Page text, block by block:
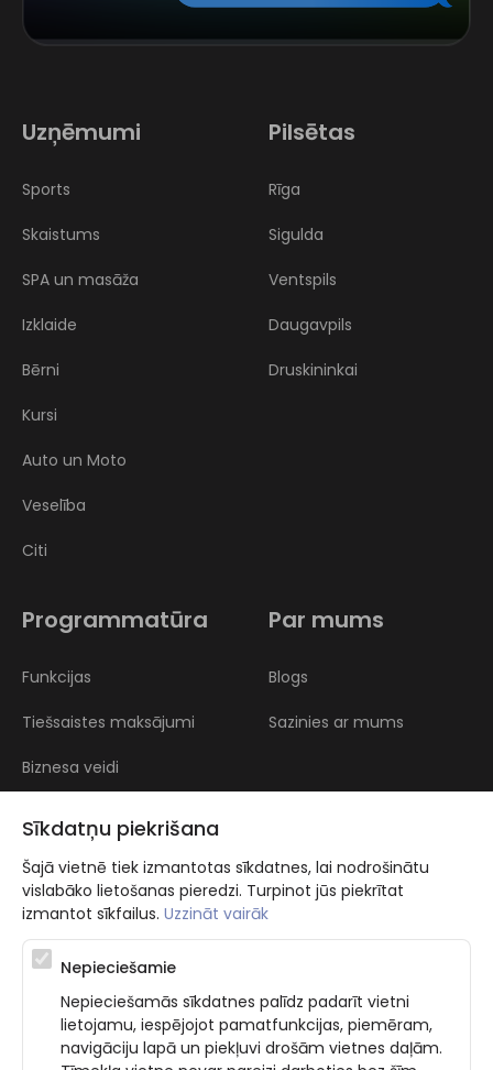
Sīkdatņu piekrišana
Šajā vietnē tiek izmantotas sīkdatnes, lai nodrošinātu
vislabāko lietošanas pieredzi. Turpinot jūs piekrītat
izmantot sīkfailus. Uzzināt vairāk
Nepieciešamie
Nepieciešamās sīkdatnes palīdz padarīt vietni
lietojamu, iespējojot pamatfunkcijas, piemēram,
navigāciju lapā un piekļuvi drošām vietnes daļām.
Uzņēmumi
Sports
Skaistums
SPA un masāža
Izklaide
Bērni
Kursi
Auto un Moto
Veselība
Citi
Pilsētas
Rīga
Sigulda
Ventspils
Daugavpils
Druskininkai
Programmatūra
Funkcijas
Tiešsaistes maksājumi
Biznesa veidi
Par mums
Blogs
Sazinies ar mums
Atbalsta programma augsti kvalificētu darba ņēmēju piesaistei.
Projekta ietvaros plānota informācijas pakalpojuma izstrāde, kas
ļauj pakalpojumu sniedzējiem digitalizēt uzņēmuma procesus.
Projekta rezultātā ir veikta mobilo lietotņu un pašapkalpošanās
portāla izveide. Projekta ieviešanas rezultatā plānota